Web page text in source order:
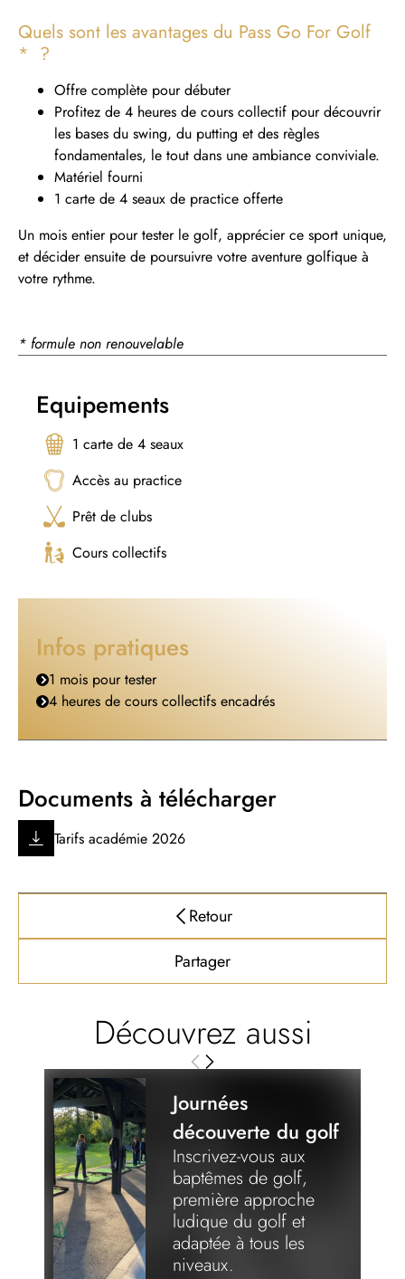
Quels sont les avantages du Pass Go For Golf
* ?
Offre complète pour débuter
Profitez de 4 heures de cours collectif pour découvrir
les bases du swing, du putting et des règles
fondamentales, le tout dans une ambiance conviviale.
Matériel fourni
1 carte de 4 seaux de practice offerte
Un mois entier pour tester le golf, apprécier ce sport unique,
et décider ensuite de poursuivre votre aventure golfique à
votre rythme.
* formule non renouvelable
Equipements
1 carte de 4 seaux
Accès au practice
Prêt de clubs
Cours collectifs
Infos pratiques
1 mois pour tester
4 heures de cours collectifs encadrés
Documents à télécharger
Tarifs académie 2026
Retour
Partager
Découvrez aussi
Journées
découverte du golf
Inscrivez-vous aux
baptêmes de golf,
première approche
ludique du golf et
adaptée à tous les
niveaux.